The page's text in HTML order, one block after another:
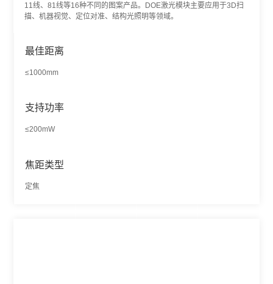
11线、81线等16种不同的图案产品。DOE激光模块主要应用于3D扫
描、机器视觉、定位对准、结构光照明等领域。
最佳距离
≤1000mm
支持功率
≤200mW
焦距类型
定焦